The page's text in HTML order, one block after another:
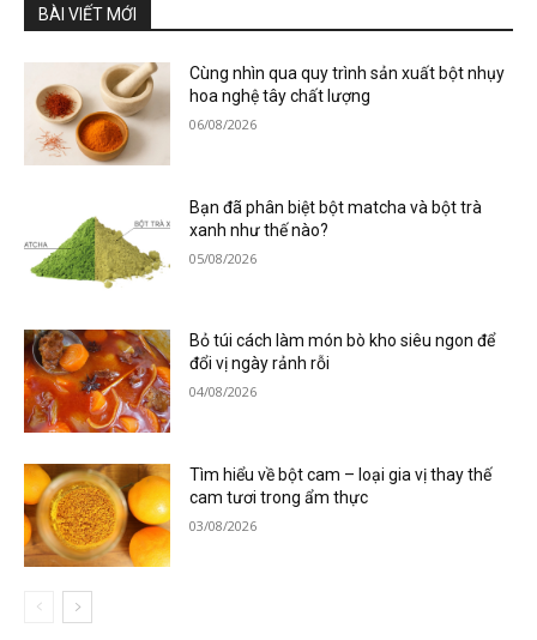
BÀI VIẾT MỚI
Cùng nhìn qua quy trình sản xuất bột nhụy
hoa nghệ tây chất lượng
06/08/2026
Bạn đã phân biệt bột matcha và bột trà
xanh như thế nào?
05/08/2026
Bỏ túi cách làm món bò kho siêu ngon để
đổi vị ngày rảnh rỗi
04/08/2026
Tìm hiểu về bột cam – loại gia vị thay thế
cam tươi trong ẩm thực
03/08/2026